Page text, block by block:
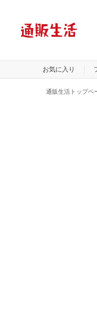
お気に入り
通販生活トップペ